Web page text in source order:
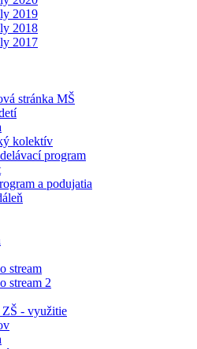
2019
2018
2017
stránka MŠ
kolektív
program
a podujatia
stream
stream 2
- využitie